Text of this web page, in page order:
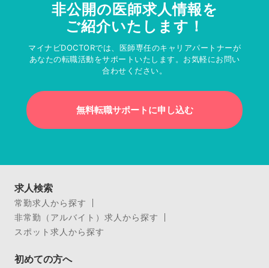
非公開の医師求人情報を
ご紹介いたします！
マイナビDOCTORでは、医師専任のキャリアパートナーが
あなたの転職活動をサポートいたします。お気軽にお問い
合わせください。
無料転職サポートに申し込む
求人検索
常勤求人から探す
非常勤（アルバイト）求人から探す
スポット求人から探す
初めての方へ